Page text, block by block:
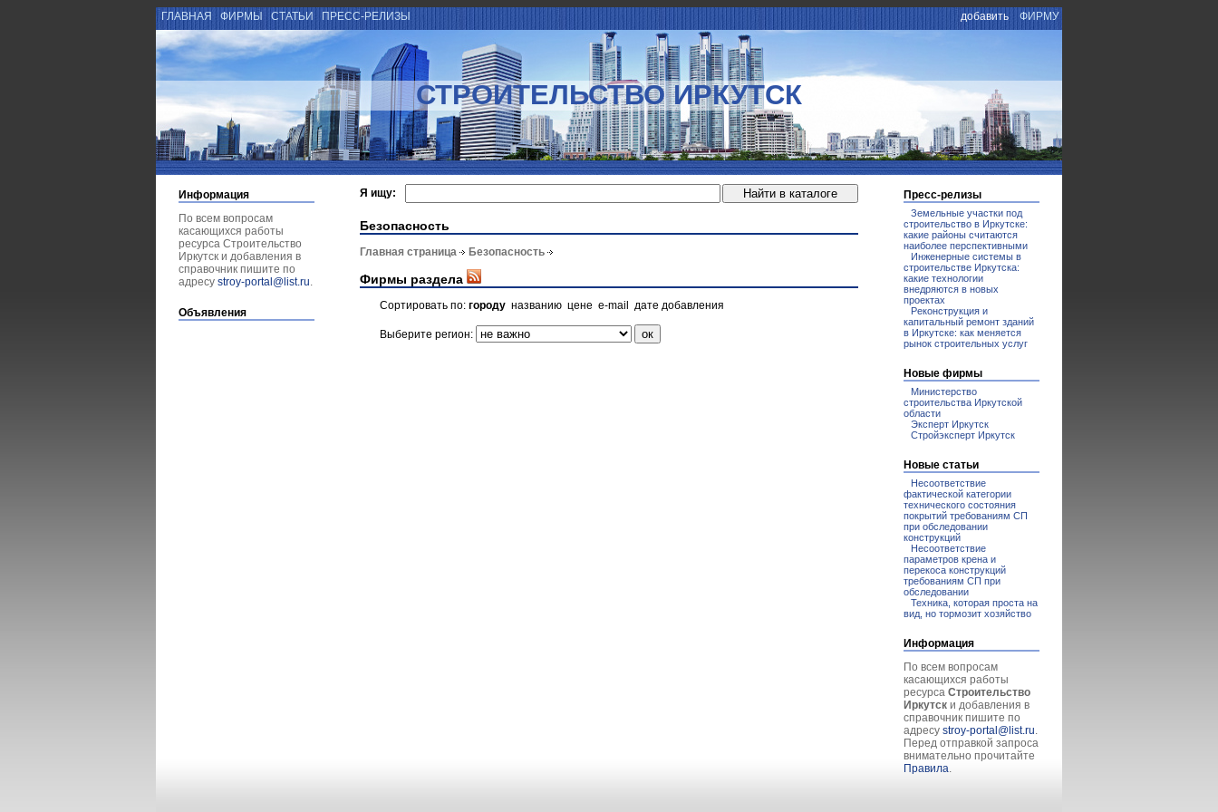
ГЛАВНАЯ ФИРМЫ СТАТЬИ ПРЕСС-РЕЛИЗЫ добавить ФИРМУ
СТРОИТЕЛЬСТВО ИРКУТСК
Информация
По всем вопросам
касающихся работы
ресурса Строительство
Иркутск и добавления в
справочник пишите по
адресу stroy-portal@list.ru.
Объявления
Я ищу:
Безопасность
Главная страница Безопасность
Фирмы раздела
Сортировать по: городу названию цене e-mail дате добавления
Выберите регион:
Пресс-релизы
Земельные участки под
строительство в Иркутске:
какие районы считаются
наиболее перспективными
Инженерные системы в
строительстве Иркутска:
какие технологии
внедряются в новых
проектах
Реконструкция и
капитальный ремонт зданий
в Иркутске: как меняется
рынок строительных услуг
Новые фирмы
Министерство
строительства Иркутской
области
Эксперт Иркутск
Стройэксперт Иркутск
Новые статьи
Несоответствие
фактической категории
технического состояния
покрытий требованиям СП
при обследовании
конструкций
Несоответствие
параметров крена и
перекоса конструкций
требованиям СП при
обследовании
Техника, которая проста на
вид, но тормозит хозяйство
Информация
По всем вопросам
касающихся работы
ресурса Строительство
Иркутск и добавления в
справочник пишите по
адресу stroy-portal@list.ru.
Перед отправкой запроса
внимательно прочитайте
Правила.